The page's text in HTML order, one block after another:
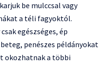
be mulccsal vagy
a téli fagyoktól.
egészséges, ép
penészes példányokat
okozhatnak a többi